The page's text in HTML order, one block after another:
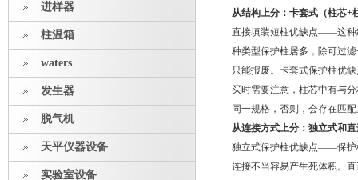
进样器
柱温箱
waters
发生器
脱气机
天平仪器设备
实验室设备
从结构上分：卡套式（柱芯+
直接填装短柱优缺点——这种
种类型保护柱居多，除可过
只能报废。卡套式保护柱优
买时需要注意，柱芯中有与
同一规格，否则，会存在匹
从连接方式上分：独立式和
独立式保护柱优缺点——保护
连接不当容易产生死体积。